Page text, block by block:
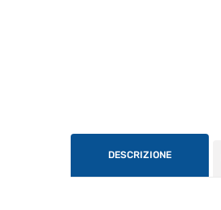
DESCRIZIONE